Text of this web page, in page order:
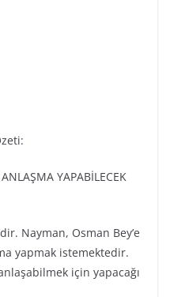
YAPABİLECEK
Nayman, Osman Bey’e
yapmak istemektedir.
için yapacağı